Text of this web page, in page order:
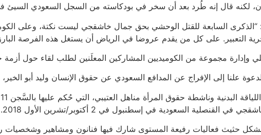
لكنه قال إنه طُرد بعد أن سخر في بودكاسته من السجل السعودي السيئ
السابعة للقتل الوحشي بحق جمال خاشقجي ليست نكتة، وعلى
التعبير. على كل من يقدم عروضا في الرياض أن يستغل هذه الفرصة
عن المدافع السعودي عن حقوق الإنسان وليد أبو الخير، الذي يقضي عقوبة
السعودية في إسطنبول في 2 أكتوبر/تشرين الأول 2018.